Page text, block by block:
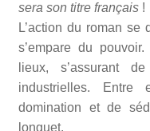
sera son titre français !
L’action du roman
s’empare du
lieux, s’assurant
industrielles. Entre
domination et de
longuet.